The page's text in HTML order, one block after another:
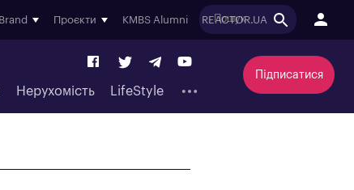
Проєкти KMBS Alumni REACTOR.UA
Нерухомість LifeStyle
Підписатися